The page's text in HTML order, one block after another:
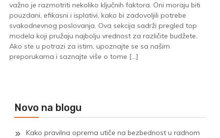
važno je razmotriti nekoliko ključnih faktora. Oni moraju biti
pouzdani, efikasni i isplativi, kako bi zadovoljili potrebe
svakodnevnog poslovanja. Ova sekcija sadrži pregled top
modela koji pružaju najbolju vrednost za različite budžete.
Ako ste u potrazi za istim, upoznajte se sa našim
preporukama i saznajte više o tome […]
Novo na blogu
Kako pravilna oprema utiče na bezbednost u radnom